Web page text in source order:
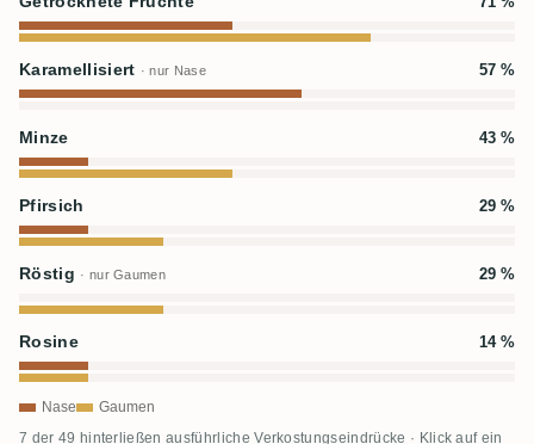
Karamellisiert · nur Nase 57 %
Minze 43 %
Pfirsich 29 %
Röstig · nur Gaumen 29 %
Rosine 14 %
Nase Gaumen
7 der 49 hinterließen ausführliche Verkostungseindrücke · Klick auf ein